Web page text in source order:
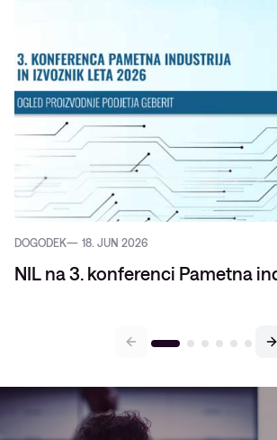
DOGODEK 18. JUN 2026
NIL na 3. konferenci Pametna